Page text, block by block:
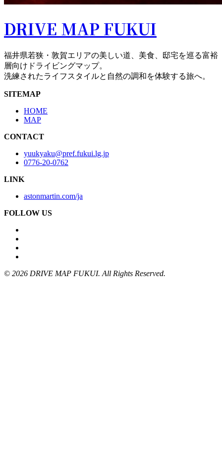
DRIVE MAP FUKUI
福井県若狭・敦賀エリアの美しい道、美食、邸宅を巡る富裕
層向けドライビングマップ。
洗練されたライフスタイルと自然の調和を体験する旅へ。
SITEMAP
HOME
MAP
CONTACT
yuukyaku@pref.fukui.lg.jp
0776-20-0762
LINK
astonmartin.com/ja
FOLLOW US
© 2026 DRIVE MAP FUKUI. All Rights Reserved.